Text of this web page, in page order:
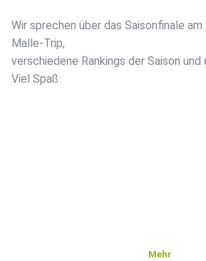
Wir sprechen über das Saisonfinale
Malle-Trip,
verschiedene Rankings der Saison und
Viel Spaß
Mehr